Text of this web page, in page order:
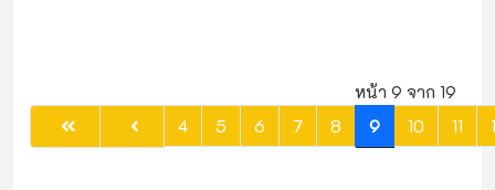
หน้า 9 จาก 19
4
5 6 7 8 9 10 11